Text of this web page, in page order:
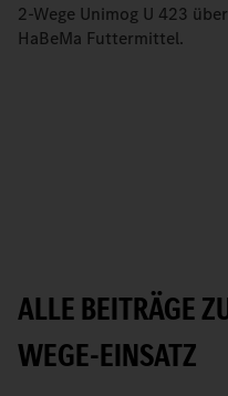
2-Wege Unimog U 423
HaBeMa Futtermittel.
ALLE BEITRÄGE
WEGE-EINSATZ